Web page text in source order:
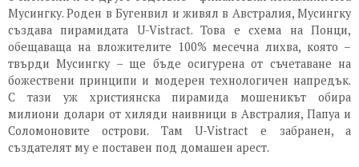
Мусингку. Роден в Бугенвил и живял в Австралия, Мусингку
създава пирамидата U-Vistract. Това е схема на Понци,
обещаваща на вложителите 100% месечна лихва, която –
твърди Мусингку – ще бъде осигурена от съчетаване на
божествени принципи и модерен технологичен напредък.
С тази уж християнска пирамида мошеникът обира
милиони долари от хиляди наивници в Австралия, Папуа и
Соломоновите острови. Там U-Vistract е забранен, а
създателят му е поставен под домашен арест.